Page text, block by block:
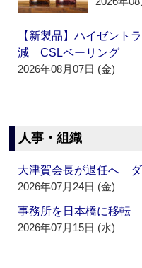
【新製品】ハイゼント
減 CSLベーリング
2026年08月07日 (金)
人事・組織
大津賀会長が退任へ ダ
2026年07月24日 (金)
事務所を日本橋に移転
2026年07月15日 (水)